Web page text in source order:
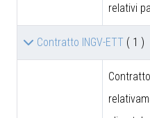
relativi
Contratto INGV-ETT ( 1 )